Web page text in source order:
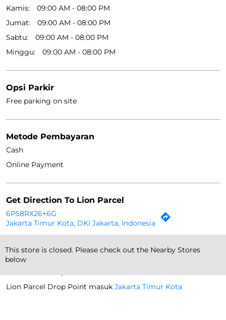
Kamis
09:00 AM - 08:00 PM
Jumat
09:00 AM - 08:00 PM
Sabtu
09:00 AM - 08:00 PM
Minggu
09:00 AM - 08:00 PM
Opsi Parkir
Free parking on site
Metode Pembayaran
Cash
Online Payment
Get Direction To Lion Parcel
6P58RX26+6G
Jakarta Timur Kota, DKI Jakarta, Indonesia
Drop Point Lainnya
Lion Parcel Drop Point masuk Jakarta Timur Kota
This store is closed. Please check out the Nearby Stores
below